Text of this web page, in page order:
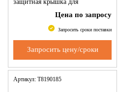
защитная крышка для
Цена по запросу
Запросить сроки поставки
Запросить цену/сроки
Артикул: Т8190185